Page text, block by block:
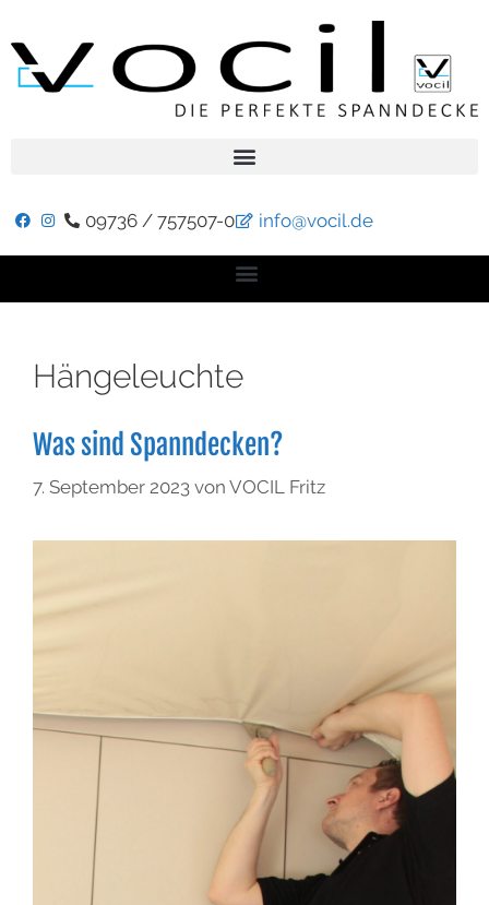
09736 / 757507-0 info@vocil.de
Hängeleuchte
Was sind Spanndecken?
7. September 2023 von VOCIL Fritz